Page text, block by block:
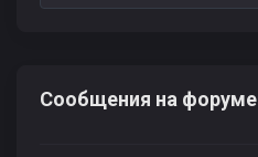
Сообщения на форуме